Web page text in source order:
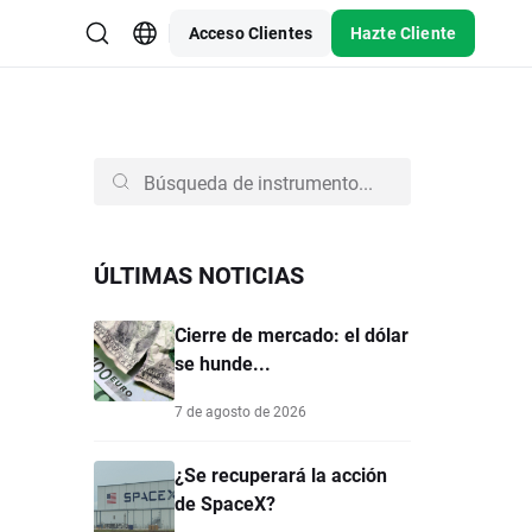
Acceso Clientes Hazte Cliente
ÚLTIMAS NOTICIAS
Cierre de mercado: el dólar
se hunde...
7 de agosto de 2026
¿Se recuperará la acción
de SpaceX?